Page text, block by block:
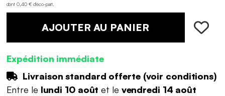
dont 0,40 € d'éco-part
AJOUTER AU PANIER
Expédition immédiate
Livraison standard offerte (voir conditions)
Entre le lundi 10 août et le vendredi 14 août